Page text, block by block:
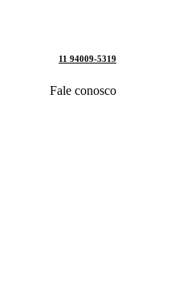
11 94009-5319
Fale conosco